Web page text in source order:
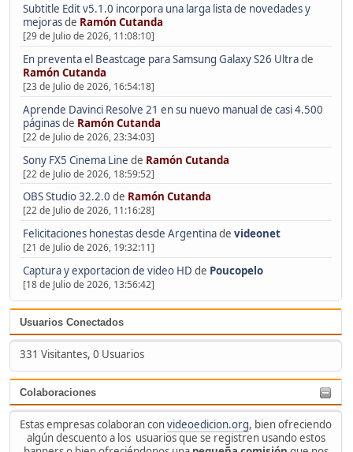
Subtitle Edit v5.1.0 incorpora una larga lista de novedades y
mejorasde Ramón Cutanda
[29 de Julio de 2026, 11:08:10]
En preventa el Beastcage para Samsung Galaxy S26 Ultrade
Ramón Cutanda
[23 de Julio de 2026, 16:54:18]
Aprende Davinci Resolve 21 en su nuevo manual de casi 4.500
páginasde Ramón Cutanda
[22 de Julio de 2026, 23:34:03]
Sony FX5 Cinema Line de Ramón Cutanda
[22 de Julio de 2026, 18:59:52]
OBS Studio 32.2.0 de Ramón Cutanda
[22 de Julio de 2026, 11:16:28]
Felicitaciones honestas desde Argentinade videonet
[21 de Julio de 2026, 19:32:11]
Captura y exportacion de video HD de Poucopelo
[18 de Julio de 2026, 13:56:42]
Usuarios Conectados
331 Visitantes, 0 Usuarios
Colaboraciones
Estas empresas colaboran convideoedicion.org, bien ofreciendo
algún descuento a los usuarios que se registren usando estos